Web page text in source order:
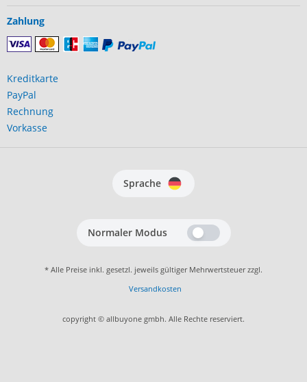
Zahlung
Kreditkarte
PayPal
Rechnung
Vorkasse
Sprache
Normaler Modus
* Alle Preise inkl. gesetzl. jeweils gültiger Mehrwertsteuer zzgl.
Versandkosten
copyright © allbuyone gmbh. Alle Rechte reserviert.